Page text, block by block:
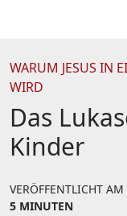
WARUM JESUS IN
WIRD
Das
Kinder
VERÖFFENTLICHT AM
5 MINUTEN